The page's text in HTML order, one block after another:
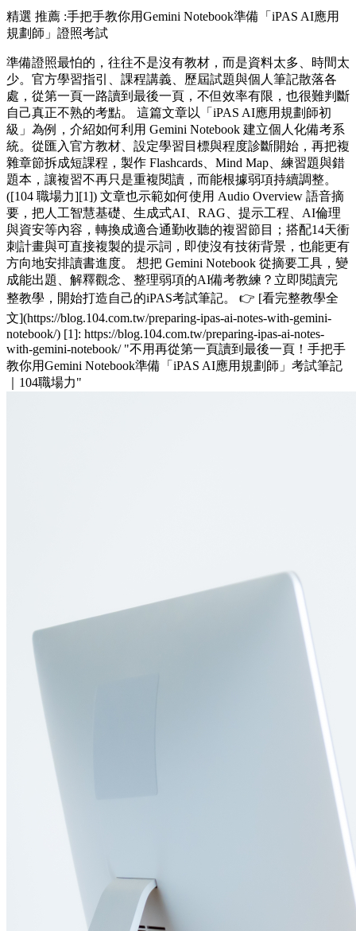
精選 推薦 :手把手教你用Gemini Notebook準備「iPAS AI應用
規劃師」證照考試
準備證照最怕的，往往不是沒有教材，而是資料太多、時間太
少。官方學習指引、課程講義、歷屆試題與個人筆記散落各
處，從第一頁一路讀到最後一頁，不但效率有限，也很難判斷
自己真正不熟的考點。 這篇文章以「iPAS AI應用規劃師初
級」為例，介紹如何利用 Gemini Notebook 建立個人化備考系
統。從匯入官方教材、設定學習目標與程度診斷開始，再把複
雜章節拆成短課程，製作 Flashcards、Mind Map、練習題與錯
題本，讓複習不再只是重複閱讀，而能根據弱項持續調整。
([104 職場力][1]) 文章也示範如何使用 Audio Overview 語音摘
要，把人工智慧基礎、生成式AI、RAG、提示工程、AI倫理
與資安等內容，轉換成適合通勤收聽的複習節目；搭配14天衝
刺計畫與可直接複製的提示詞，即使沒有技術背景，也能更有
方向地安排讀書進度。 想把 Gemini Notebook 從摘要工具，變
成能出題、解釋觀念、整理弱項的AI備考教練？立即閱讀完
整教學，開始打造自己的iPAS考試筆記。 👉 [看完整教學全
文](https://blog.104.com.tw/preparing-ipas-ai-notes-with-gemini-
notebook/) [1]: https://blog.104.com.tw/preparing-ipas-ai-notes-
with-gemini-notebook/ "不用再從第一頁讀到最後一頁！手把手
教你用Gemini Notebook準備「iPAS AI應用規劃師」考試筆記
｜104職場力"